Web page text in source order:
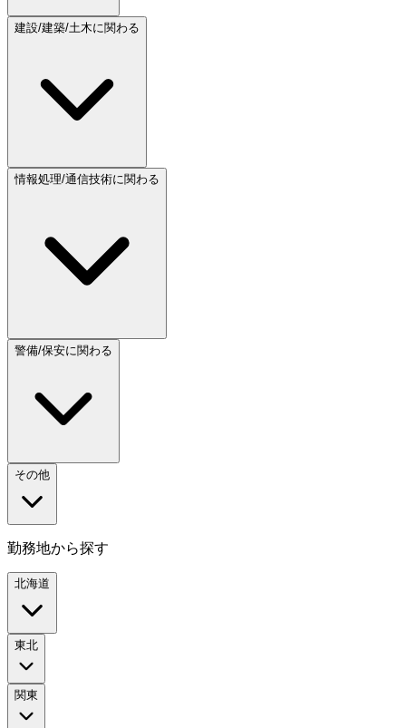
建設/建築/土木に関わる
情報処理/通信技術に関わる
警備/保安に関わる
その他
勤務地から探す
北海道
東北
関東